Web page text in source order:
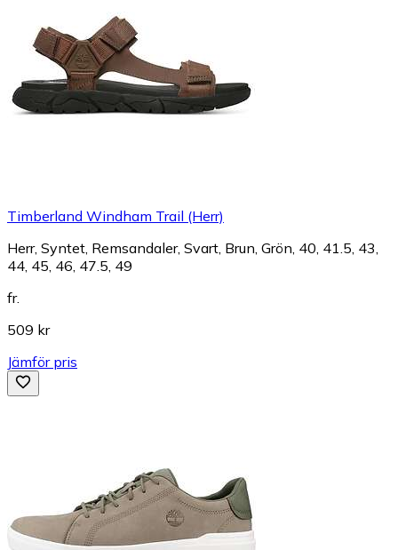
Timberland Windham Trail (Herr)
Herr, Syntet, Remsandaler, Svart, Brun, Grön, 40, 41.5, 43,
44, 45, 46, 47.5, 49
fr.
509 kr
Jämför pris